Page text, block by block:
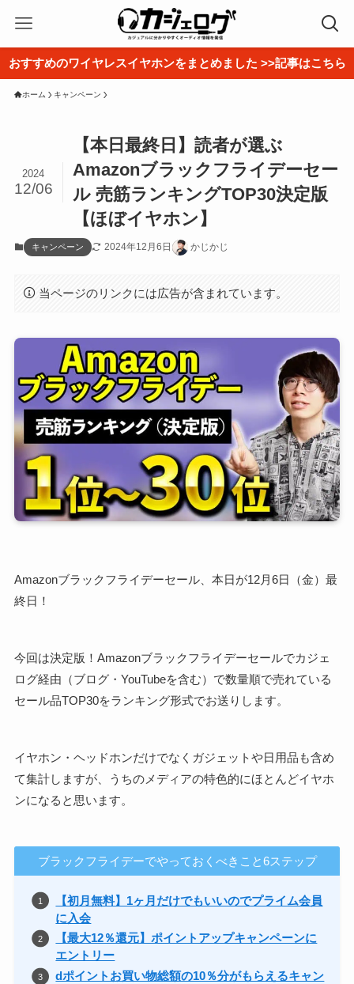
おすすめのワイヤレスイヤホンをまとめました >>記事はこちら
ホーム キャンペーン
【本日最終日】読者が選ぶ
Amazonブラックフライデーセー
ル 売筋ランキングTOP30決定版
【ほぼイヤホン】
2024
12/06
キャンペーン 2024年12月6日 かじかじ
当ページのリンクには広告が含まれています。
Amazonブラックフライデーセール、本日が12月6日（金）最
終日！
今回は決定版！Amazonブラックフライデーセールでカジェ
ログ経由（ブログ・YouTubeを含む）で数量順で売れている
セール品TOP30をランキング形式でお送りします。
イヤホン・ヘッドホンだけでなくガジェットや日用品も含め
て集計しますが、うちのメディアの特色的にほとんどイヤホ
ンになると思います。
ブラックフライデーでやっておくべきこと6ステップ
【初月無料】1ヶ月だけでもいいのでプライム会員
に入会
【最大12％還元】ポイントアップキャンペーンに
エントリー
dポイントお買い物総額の10％分がもらえるキャン